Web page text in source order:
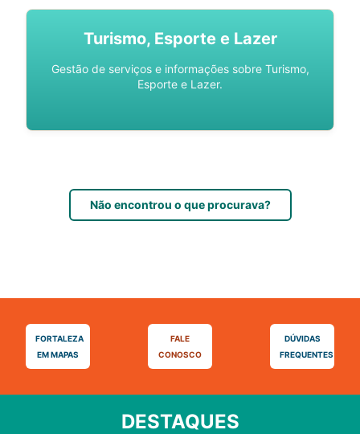
Turismo, Esporte e Lazer
Gestão de serviços e informações sobre Turismo,
Esporte e Lazer.
Não encontrou o que procurava?
FORTALEZA
EM MAPAS
FALE
CONOSCO
DÚVIDAS
FREQUENTES
DESTAQUES